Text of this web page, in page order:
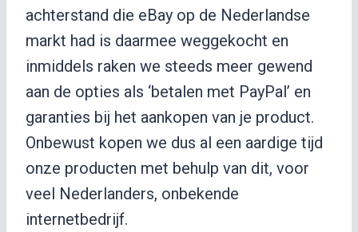
achterstand die eBay op de Nederlandse
markt had is daarmee weggekocht en
inmiddels raken we steeds meer gewend
aan de opties als ‘betalen met PayPal’ en
garanties bij het aankopen van je product.
Onbewust kopen we dus al een aardige tijd
onze producten met behulp van dit, voor
veel Nederlanders, onbekende
internetbedrijf.